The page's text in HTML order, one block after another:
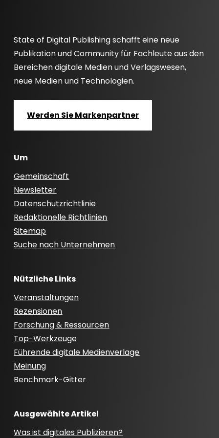
State of Digital Publishing schafft eine neue
Publikation und Community für Fachleute aus den
Bereichen digitale Medien und Verlagswesen,
neue Medien und Technologien.
Werden Sie Markenpartner
Um
Gemeinschaft
Newsletter
Datenschutzrichtlinie
Redaktionelle Richtlinien
Sitemap
Suche nach Unternehmen
Nützliche Links
Veranstaltungen
Rezensionen
Forschung & Ressourcen
Top-Werkzeuge
Führende digitale Medienverlage
Meinung
Benchmark-Gitter
Ausgewählte Artikel
Was ist digitales Publizieren?